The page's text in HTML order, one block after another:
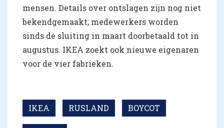
mensen. Details over ontslagen zijn nog niet
bekendgemaakt; medewerkers worden
sinds de sluiting in maart doorbetaald tot in
augustus. IKEA zoekt ook nieuwe eigenaren
voor de vier fabrieken.
IKEA RUSLAND BOYCOT